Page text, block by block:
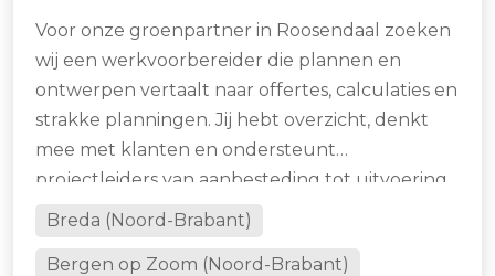
Voor onze groenpartner in Roosendaal zoeken
wij een werkvoorbereider die plannen en
ontwerpen vertaalt naar offertes, calculaties en
strakke planningen. Jij hebt overzicht, denkt
mee met klanten en ondersteunt
projectleiders van aanbesteding tot uitvoering.
Breda (Noord-Brabant)
Bergen op Zoom (Noord-Brabant)